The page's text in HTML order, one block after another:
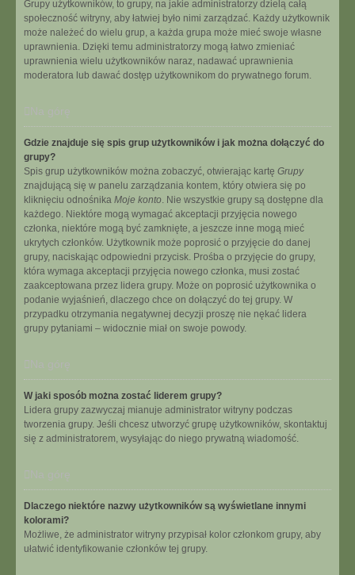
Grupy użytkowników, to grupy, na jakie administratorzy dzielą całą
społeczność witryny, aby łatwiej było nimi zarządzać. Każdy użytkownik
może należeć do wielu grup, a każda grupa może mieć swoje własne
uprawnienia. Dzięki temu administratorzy mogą łatwo zmieniać
uprawnienia wielu użytkowników naraz, nadawać uprawnienia
moderatora lub dawać dostęp użytkownikom do prywatnego forum.
Na górę
Gdzie znajduje się spis grup użytkowników i jak można dołączyć do
grupy?
Spis grup użytkowników można zobaczyć, otwierając kartę Grupy
znajdującą się w panelu zarządzania kontem, który otwiera się po
kliknięciu odnośnika Moje konto. Nie wszystkie grupy są dostępne dla
każdego. Niektóre mogą wymagać akceptacji przyjęcia nowego
członka, niektóre mogą być zamknięte, a jeszcze inne mogą mieć
ukrytych członków. Użytkownik może poprosić o przyjęcie do danej
grupy, naciskając odpowiedni przycisk. Prośba o przyjęcie do grupy,
która wymaga akceptacji przyjęcia nowego członka, musi zostać
zaakceptowana przez lidera grupy. Może on poprosić użytkownika o
podanie wyjaśnień, dlaczego chce on dołączyć do tej grupy. W
przypadku otrzymania negatywnej decyzji proszę nie nękać lidera
grupy pytaniami – widocznie miał on swoje powody.
Na górę
W jaki sposób można zostać liderem grupy?
Lidera grupy zazwyczaj mianuje administrator witryny podczas
tworzenia grupy. Jeśli chcesz utworzyć grupę użytkowników, skontaktuj
się z administratorem, wysyłając do niego prywatną wiadomość.
Na górę
Dlaczego niektóre nazwy użytkowników są wyświetlane innymi
kolorami?
Możliwe, że administrator witryny przypisał kolor członkom grupy, aby
ułatwić identyfikowanie członków tej grupy.